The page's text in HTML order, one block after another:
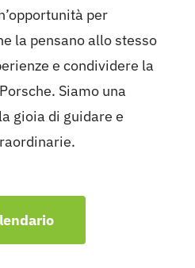
per
la pensano allo stesso
e condividere la
Siamo una
gioia di guidare e